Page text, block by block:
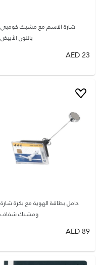
شارة الاسم مع مشبك كومبي
باللون الأبيض
23
AED
حامل بطاقة الهوية مع بكرة شارة
ومشبك شفاف
89
AED